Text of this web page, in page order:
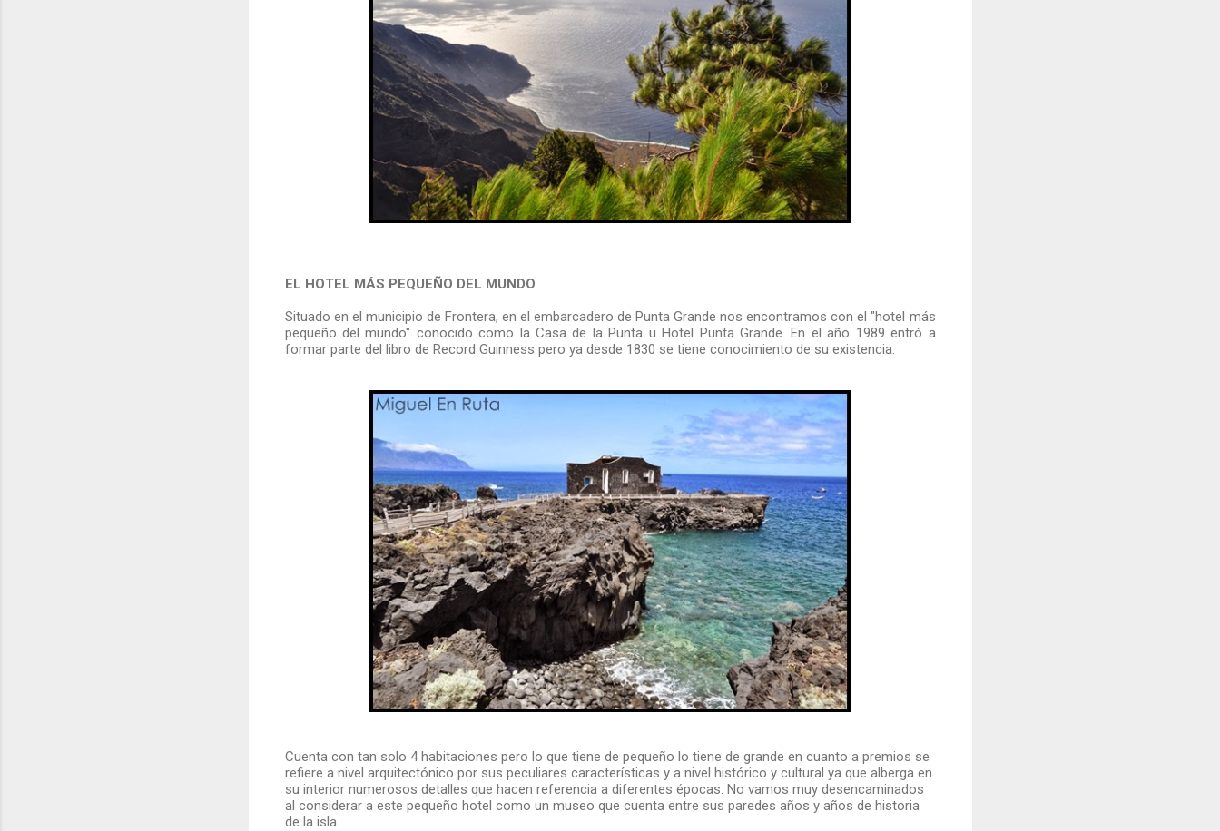
EL HOTEL MÁS PEQUEÑO DEL MUNDO
Situado en el municipio de Frontera, en el embarcadero de Punta Grande nos encontramos con el "hotel más
pequeño del mundo" conocido como la Casa de la Punta u Hotel Punta Grande. En el año 1989 entró a
formar parte del libro de Record Guinness pero ya desde 1830 se tiene conocimiento de su existencia.
Cuenta con tan solo 4 habitaciones pero lo que tiene de pequeño lo tiene de grande en cuanto a premios se
refiere a nivel arquitectónico por sus peculiares características y a nivel histórico y cultural ya que alberga en
su interior numerosos detalles que hacen referencia a diferentes épocas. No vamos muy desencaminados
al considerar a este pequeño hotel como un museo que cuenta entre sus paredes años y años de historia
de la isla.